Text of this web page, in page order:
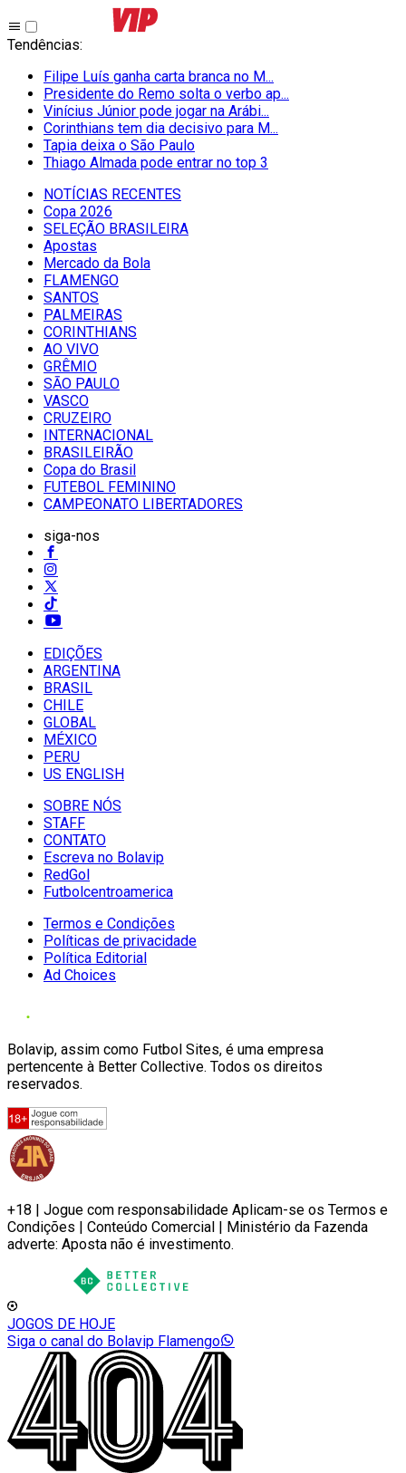
Tendências:
Filipe Luís ganha carta branca no M...
Presidente do Remo solta o verbo ap...
Vinícius Júnior pode jogar na Arábi...
Corinthians tem dia decisivo para M...
Tapia deixa o São Paulo
Thiago Almada pode entrar no top 3
NOTÍCIAS RECENTES
Copa 2026
SELEÇÃO BRASILEIRA
Apostas
Mercado da Bola
FLAMENGO
SANTOS
PALMEIRAS
CORINTHIANS
AO VIVO
GRÊMIO
SĀO PAULO
VASCO
CRUZEIRO
INTERNACIONAL
BRASILEIRÃO
Copa do Brasil
FUTEBOL FEMININO
CAMPEONATO LIBERTADORES
siga-nos
EDIÇÕES
ARGENTINA
BRASIL
CHILE
GLOBAL
MÉXICO
PERU
US ENGLISH
SOBRE NÓS
STAFF
CONTATO
Escreva no Bolavip
RedGol
Futbolcentroamerica
Termos e Condições
Políticas de privacidade
Política Editorial
Ad Choices
Bolavip, assim como Futbol Sites, é uma empresa
pertencente à Better Collective. Todos os direitos
reservados.
+18 | Jogue com responsabilidade Aplicam-se os Termos e
Condições | Conteúdo Comercial | Ministério da Fazenda
adverte: Aposta não é investimento.
JOGOS DE HOJE
Siga o canal do Bolavip Flamengo